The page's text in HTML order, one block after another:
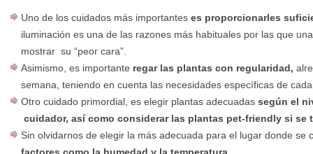
Uno de los cuidados más importantes es proporcionarles
iluminación es una de las razones más habituales por las que
mostrar su “peor cara”.
Asimismo, es importante regar las plantas con regularidad,
semana, teniendo en cuenta las necesidades específicas de
Otro cuidado primordial, es elegir plantas adecuadas según el
cuidador, así como considerar las plantas pet-friendly si se
Sin olvidarnos de elegir la más adecuada para el lugar donde se